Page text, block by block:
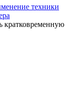
техники
кратковременную